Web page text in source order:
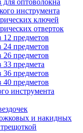
оптоволокна
инструмента
ключей
отверток
предметов
предметов
предметов
предмета
предметов
предметов
инструмента
и накидных